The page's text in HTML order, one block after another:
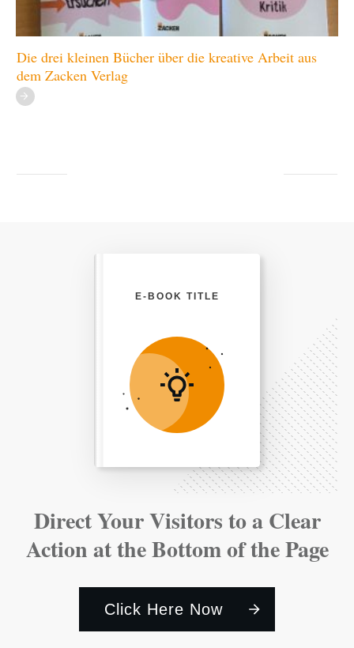
Die drei kleinen Bücher über die kreative Arbeit aus
dem Zacken Verlag
Direct Your Visitors to a Clear
Action at the Bottom of the Page
Click Here Now
E-BOOK TITLE